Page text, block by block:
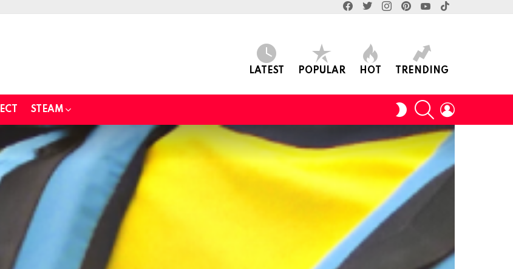
LATEST POPULAR HOT TRENDING
STEAM
SWITCH
SKIN